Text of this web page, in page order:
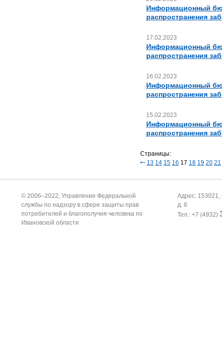
Информационный
распространения
17.02.2023
Информационный
распространения
16.02.2023
Информационный
распространения
15.02.2023
Информационный
распространения
Страницы:
13 14 15 16 17 18 19 20 21
© 2006–2022, Управление Федеральной
службы по надзору в сфере защиты прав
потребителей и благополучия человека по
Ивановской области
Адрес: 153021,
д. 6
Тел.: +7 (4932)